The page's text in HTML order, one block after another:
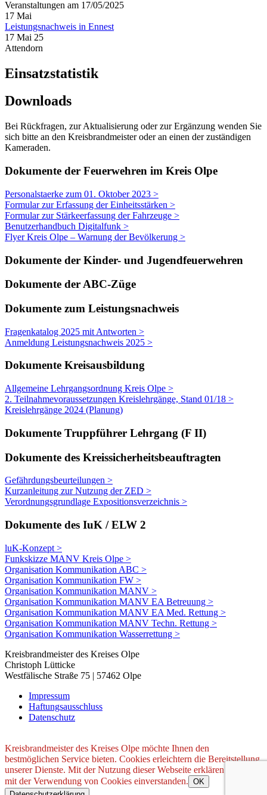
Veranstaltungen am 17/05/2025
17 Mai
Leistungsnachweis in Ennest
17 Mai 25
Attendorn
Einsatzstatistik
Downloads
Bei Rückfragen, zur Aktualisierung oder zur Ergänzung wenden Sie
sich bitte an den Kreisbrandmeister oder an einen der zuständigen
Kameraden.
Dokumente der Feuerwehren im Kreis Olpe
Personalstaerke zum 01. Oktober 2023 >
Formular zur Erfassung der Einheitsstärken >
Formular zur Stärkeerfassung der Fahrzeuge >
Benutzerhandbuch Digitalfunk >
Flyer Kreis Olpe – Warnung der Bevölkerung >
Dokumente der Kinder- und Jugendfeuerwehren
Dokumente der ABC-Züge
Dokumente zum Leistungsnachweis
Fragenkatalog 2025 mit Antworten >
Anmeldung Leistungsnachweis 2025 >
Dokumente Kreisausbildung
Allgemeine Lehrgangsordnung Kreis Olpe >
2. Teilnahmevoraussetzungen Kreislehrgänge, Stand 01/18 >
Kreislehrgänge 2024 (Planung)
Dokumente Truppführer Lehrgang (F II)
Dokumente des Kreissicherheitsbeauftragten
Gefährdungsbeurteilungen >
Kurzanleitung zur Nutzung der ZED >
Verordnungsgrundlage Expositionsverzeichnis >
Dokumente des IuK / ELW 2
luK-Konzept >
Funkskizze MANV Kreis Olpe >
Organisation Kommunikation ABC >
Organisation Kommunikation FW >
Organisation Kommunikation MANV >
Organisation Kommunikation MANV EA Betreuung >
Organisation Kommunikation MANV EA Med. Rettung >
Organisation Kommunikation MANV Techn. Rettung >
Organisation Kommunikation Wasserrettung >
Kreisbrandmeister des Kreises Olpe
Christoph Lütticke
Westfälische Straße 75 | 57462 Olpe
Impressum
Haftungsausschluss
Datenschutz
Kreisbrandmeister des Kreises Olpe möchte Ihnen den
bestmöglichen Service bieten. Cookies erleichtern die Bereitstellung
unserer Dienste. Mit der Nutzung dieser Webseite erklären Sie sich
mit der Verwendung von Cookies einverstanden. OK